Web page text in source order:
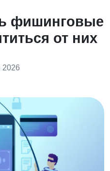
фишинговые
от них
2026